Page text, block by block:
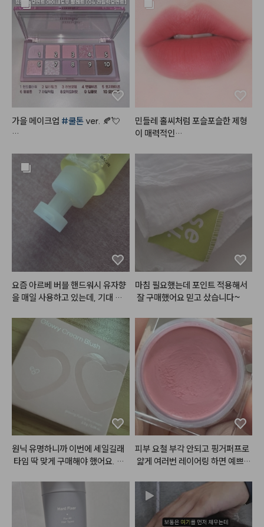
이 마르고 건조해지는데, 이 제품은
손 씻고나서 건조하거나 당김이 없
어서 좋았어요!!
#헤메코리뷰어
밤만 발라도 넘 예쁜컬러랍니다!!
영혼을 갈아 만든 사과밤🍎
가을 메이크업 #쿨톤 ver. 🍂💘
오묘하면서도 분위기 있는 #가을
메이크업
뚝딱!
숄 모먼트 아이섀도우 팔
레트 [ 04 라일락모먼트 ]
5번 컬러로 눈 두덩이를 전체적으
9번 컬러로 쌍꺼풀 라인에 음영을
6번 컬러로 눈 두덩이 중앙을 시작
으로 가장자리까지 퍼뜨려 주고
10번 컬러로 눈 꼬리 음영을 준다
- #스킨푸드 버터리 치크 케이크 [
01 베리 앤 크림 ]
볼 중앙을 위주로 퍼뜨려준다
-
글라세 틴트 [ 06 모브 모
전체적으로 한번 발라주고 안쪽을
위주로 한 번 더 발라준다
- #올마이띵스
키스유어아이즈글
리터 섀도우 [ 04 jazz ]
눈밑 애교살 중앙부터 외곽으로 퍼
뜨려 준다
#데일리메이크업#메이크업튜토
#makeuptutorial
민들레 홀씨처럼 포슬포슬한 제형
리얼 벨벳!감의
벨벳제형의 립 제품들 많이 사용해
봤는데
브리즈벨벳틴트의 경우 포슬포슬
리얼로 살아있는 #솜털벨벳 의 #
민글레틴트 랍니다 (❛ө❛)
더가 입술 주름 사이를
부드럽게 매꿔주어 매끈하고 보송
한 #립
그래서 묻어남도 적고 사용감도 편
마스크 착용에도 답답함 없이 사용
할 수 있다는 거 😘
@flynn.cosmetic
#광고 #벨벳틴트#립메이크업
#립틴트#매트틴트 #모래벨벳
#플린틴트#포슬포슬
#립발색
#lipmakup
요즘 아르베 버블 핸드워시 유자향
을 매일 사용하고 있는데, 기대 이
기분이 참 좋아지더라고요. 펌핑하
자마자 밀도 높고 쫀득한 거품이 풍
성하게 바로 나와서 사용하기 정말
편하고, 식물 유래 세정 성분과 자
연 유래 추출물이 들어가 피부에 자
점이 진짜 안심됐어요. 특히 인공
적이지 않고 마치 진짜 생유자를 바
로 짠 듯 상큼하고 싱그러운 유자향
이 은은하게 퍼져서 씻고 난 후에도
손에 산뜻한 잔향이 오래 남는 게
너무 기분 좋더라고요. 세정력은
서 손을 자주 씻어도 피부가 당기거
나 건조해지지 않고 촉촉함이 유지
되는 점도 너무 만족스러웠어요. 용
기 디자인도 모던하고 깔끔해서 욕
마침 필요했는데 포인트 적용해서
잘 구매했어요 믿고 샀습니다~
원닉 유명하니까 이번에 세일길래
타임 딱 맞게 구매해야 했어요. 아
피부 요철 부각 안되고 핑거퍼프로
얇게 여러번 레이어링 하면 예쁘게